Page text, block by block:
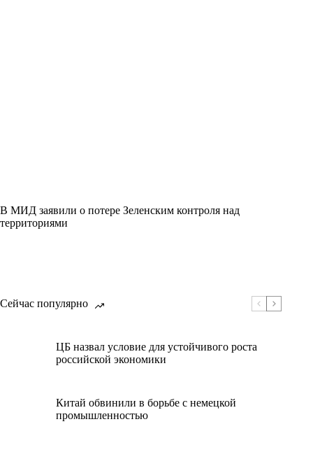
В МИД заявили о потере Зеленским контроля над
территориями
Сейчас популярно
ЦБ назвал условие для устойчивого роста
российской экономики
Китай обвинили в борьбе с немецкой
промышленностью